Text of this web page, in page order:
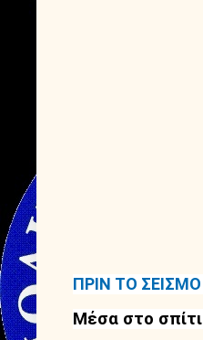
ΠΡΙΝ ΤΟ ΣΕΙΣΜΟ
Μέσα στο σπίτι